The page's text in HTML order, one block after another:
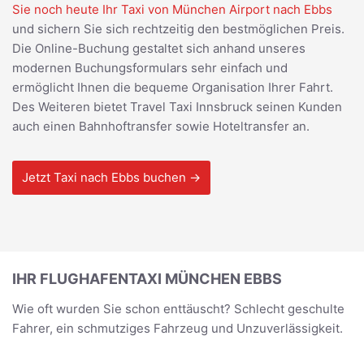
Sie noch heute Ihr Taxi von München Airport nach Ebbs
und sichern Sie sich rechtzeitig den bestmöglichen Preis.
Die Online-Buchung gestaltet sich anhand unseres
modernen Buchungsformulars sehr einfach und
ermöglicht Ihnen die bequeme Organisation Ihrer Fahrt.
Des Weiteren bietet Travel Taxi Innsbruck seinen Kunden
auch einen Bahnhoftransfer sowie Hoteltransfer an.
Jetzt Taxi nach Ebbs buchen →
IHR FLUGHAFENTAXI MÜNCHEN EBBS
Wie oft wurden Sie schon enttäuscht? Schlecht geschulte
Fahrer, ein schmutziges Fahrzeug und Unzuverlässigkeit.